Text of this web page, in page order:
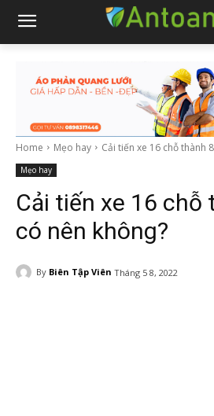
Home Mẹo hay Cải tiến xe 16 chỗ thành
Mẹo hay
Cải tiến xe 16 chỗ
có nên không?
By Biên Tập Viên Tháng 5 8, 2022